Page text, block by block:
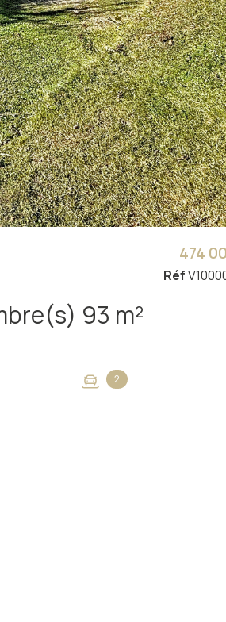
Maison 5 pièce(s) 3 chambre(s) 93 m²
2
474
Réf
du Louron.